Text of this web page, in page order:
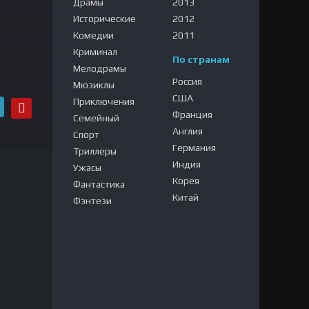
Исторические
Комедии
Криминал
Мелодрамы
Мюзиклы
Приключения
Семейный
Спорт
Триллеры
Ужасы
Фантастика
Фэнтези
2012
2011
По странам
Россия
США
Франция
Англия
Германия
Индия
Корея
Китай